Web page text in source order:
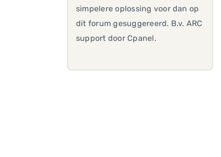
simpelere oplossing voor dan op
dit forum gesuggereerd. B.v. ARC
support door Cpanel.